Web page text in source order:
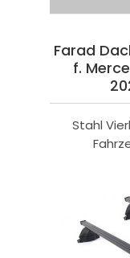
Farad
f.
Stahl